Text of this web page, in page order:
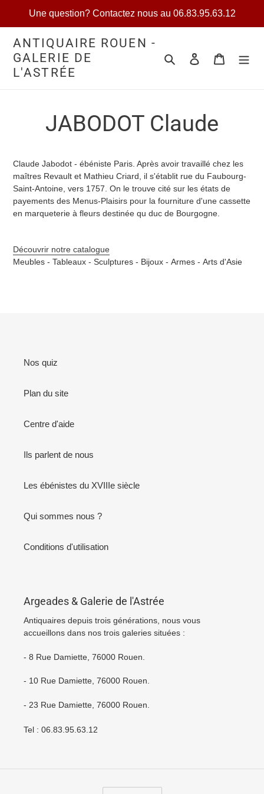
Une question? Contactez nous au 06.83.95.63.12
ANTIQUAIRE ROUEN -
GALERIE DE
L'ASTRÉE
RechercherSe connecter
Votre
JABODOT Claude
Claude Jabodot - ébéniste Paris. Après avoir travaillé chez les
maîtres Revault et Mathieu Criard, il s'établit rue du Faubourg-
Saint-Antoine, vers 1757. On le trouve cité sur les états de
payements des Menus-Plaisirs pour la fourniture d'une cassette
en marqueterie à fleurs destinée qu duc de Bourgogne.
Découvrir notre catalogue
Meubles - Tableaux - Sculptures - Bijoux - Armes - Arts d'Asie
Nos quiz
Plan du site
Centre d'aide
Ils parlent de nous
Les ébénistes du XVIIIe siècle
Qui sommes nous ?
Conditions d'utilisation
Argeades & Galerie de l'Astrée
Antiquaires depuis trois générations, nous vous
accueillons dans nos trois galeries situées :
- 8 Rue Damiette, 76000 Rouen.
- 10 Rue Damiette, 76000 Rouen.
- 23 Rue Damiette, 76000 Rouen.
Tel : 06.83.95.63.12